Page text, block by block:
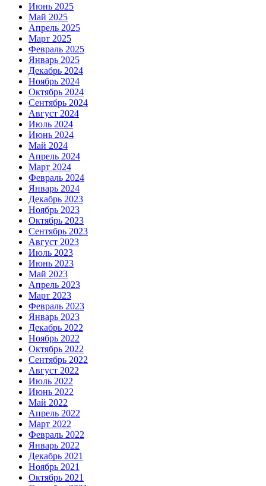
Июнь 2025
Май 2025
Апрель 2025
Март 2025
Февраль 2025
Январь 2025
Декабрь 2024
Ноябрь 2024
Октябрь 2024
Сентябрь 2024
Август 2024
Июль 2024
Июнь 2024
Май 2024
Апрель 2024
Март 2024
Февраль 2024
Январь 2024
Декабрь 2023
Ноябрь 2023
Октябрь 2023
Сентябрь 2023
Август 2023
Июль 2023
Июнь 2023
Май 2023
Апрель 2023
Март 2023
Февраль 2023
Январь 2023
Декабрь 2022
Ноябрь 2022
Октябрь 2022
Сентябрь 2022
Август 2022
Июль 2022
Июнь 2022
Май 2022
Апрель 2022
Март 2022
Февраль 2022
Январь 2022
Декабрь 2021
Ноябрь 2021
Октябрь 2021